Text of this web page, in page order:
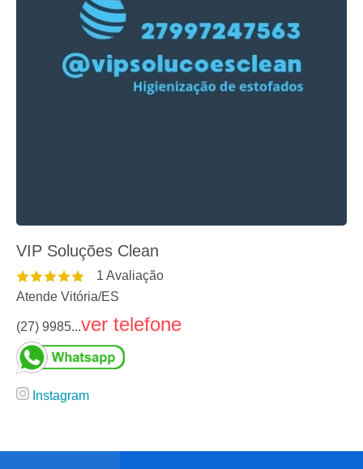
VIP Soluções Clean
1 Avaliação
Atende Vitória/ES
(27) 9985...ver telefone
Instagram